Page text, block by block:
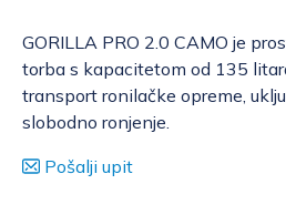
GORILLA PRO 2.0 CAMO je
torba s kapacitetom od 135
transport ronilačke opreme,
slobodno ronjenje.
Pošalji upit